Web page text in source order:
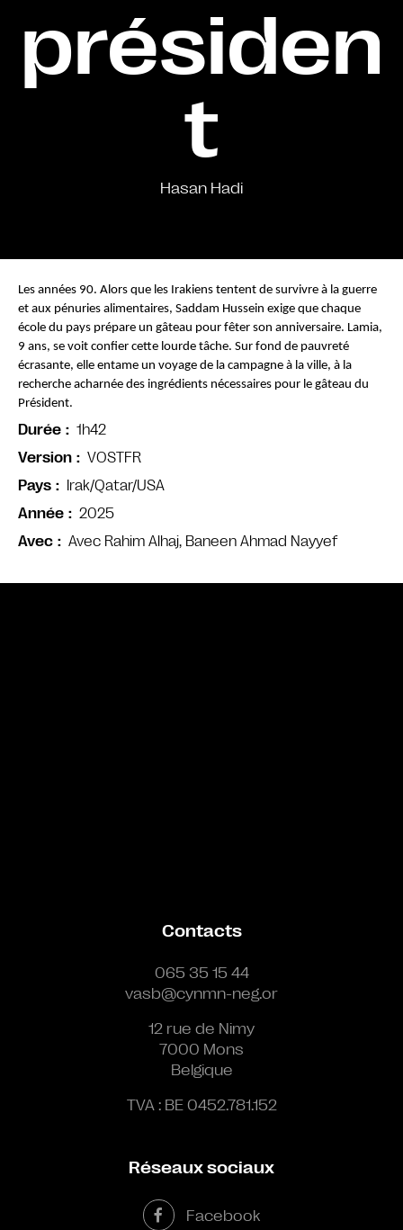
présiden
t
Hasan Hadi
Avec Avec Rahim Alhaj, Baneen Ahmad Nayyef
Les années 90. Alors que les Irakiens tentent de survivre à la guerre
et aux pénuries alimentaires, Saddam Hussein exige que chaque
école du pays prépare un gâteau pour fêter son anniversaire. Lamia,
9 ans, se voit confier cette lourde tâche. Sur fond de pauvreté
écrasante, elle entame un voyage de la campagne à la ville, à la
recherche acharnée des ingrédients nécessaires pour le gâteau du
Président.
Durée
1h42
Version
VOSTFR
Pays
Irak/Qatar/USA
Année
2025
Contacts
065 35 15 44
vasb@cynmn-neg.or
12 rue de Nimy
7000 Mons
Belgique
TVA : BE 0452.781.152
Réseaux sociaux
Facebook